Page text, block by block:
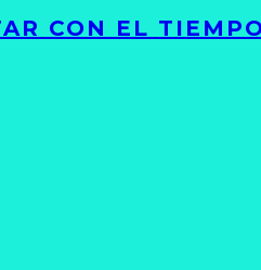
CON EL